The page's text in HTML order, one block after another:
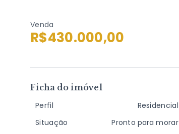
Venda
R$430.000,00
Ficha do imóvel
Perfil
Residencial
Situação
Pronto para morar